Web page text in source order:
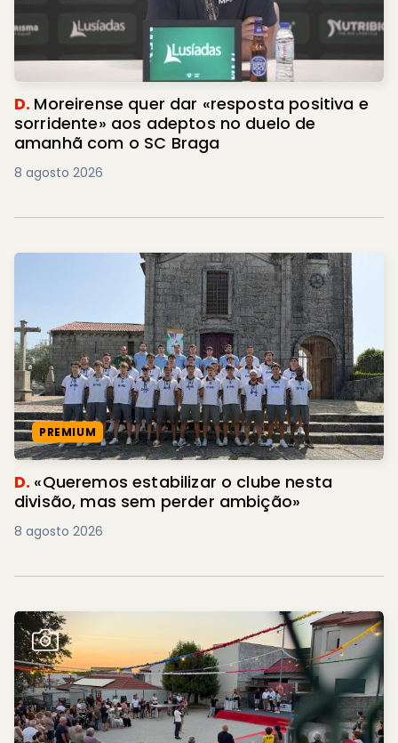
D. Moreirense quer dar «resposta positiva e
sorridente» aos adeptos no duelo de
amanhã com o SC Braga
8 agosto 2026
PREMIUM
D. «Queremos estabilizar o clube nesta
divisão, mas sem perder ambição»
8 agosto 2026